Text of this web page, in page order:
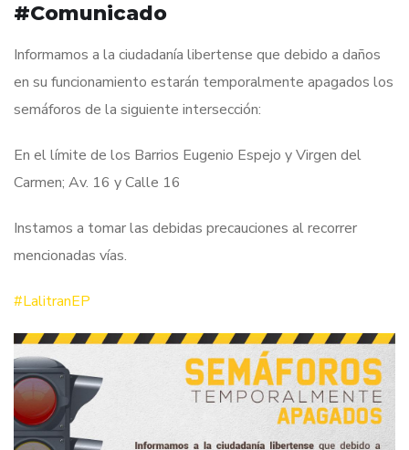
#Comunicado
Informamos a la ciudadanía libertense que debido a daños
en su funcionamiento estarán temporalmente apagados los
semáforos de la siguiente intersección:
En el límite de los Barrios Eugenio Espejo y Virgen del
Carmen; Av. 16 y Calle 16
Instamos a tomar las debidas precauciones al recorrer
mencionadas vías.
#LalitranEP